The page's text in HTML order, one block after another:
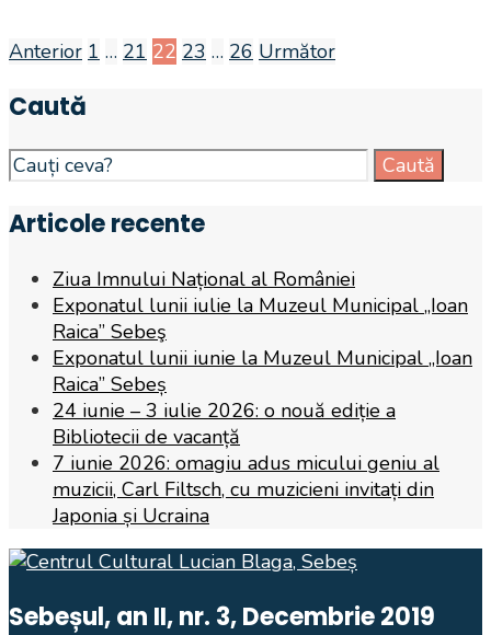
în
articole
Anterior 1 … 21 22 23 … 26 Următor
Caută
Search
for:
Caută
Articole recente
Ziua Imnului Național al României
Exponatul lunii iulie la Muzeul Municipal „Ioan
Raica” Sebeş
Exponatul lunii iunie la Muzeul Municipal „Ioan
Raica” Sebeș
24 iunie – 3 iulie 2026: o nouă ediție a
Bibliotecii de vacanță
7 iunie 2026: omagiu adus micului geniu al
muzicii, Carl Filtsch, cu muzicieni invitați din
Japonia și Ucraina
Sebeșul, an II, nr. 3, Decembrie 2019